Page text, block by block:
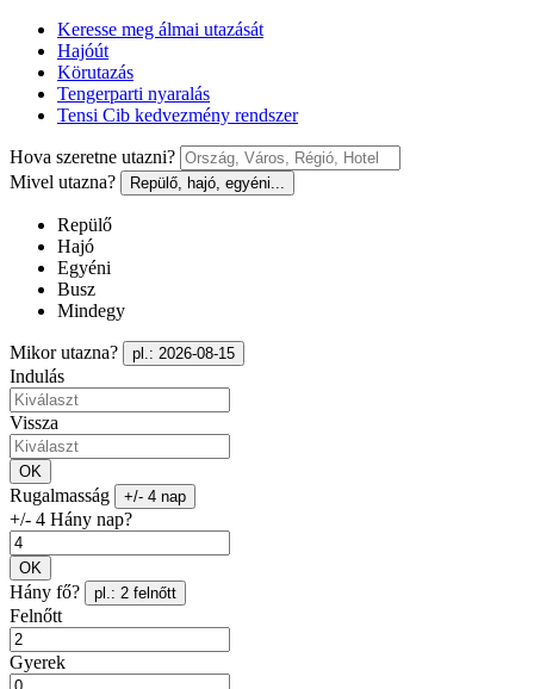
Keresse meg álmai utazását
Hajóút
Körutazás
Tengerparti nyaralás
Tensi Cib kedvezmény rendszer
Hova szeretne utazni?
Mivel utazna?
Repülő, hajó, egyéni...
Repülő
Hajó
Egyéni
Busz
Mindegy
Mikor utazna? pl.: 2026-08-15
Indulás
Vissza
OK
Rugalmasság +/- 4 nap
+/- 4 Hány nap?
OK
Hány fő? pl.: 2 felnőtt
Felnőtt
Gyerek